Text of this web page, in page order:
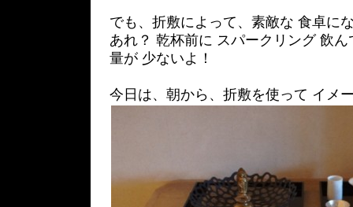
でも、折敷によって、素敵な 食卓に
あれ？ 乾杯前に スパークリング 飲ん
量が 少ないよ！
今日は、朝から、折敷を使って イメ